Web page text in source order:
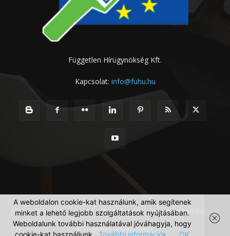
Független Hírügynökség Kft.
Kapcsolat: info@fuhu.hu
Médiaajánlat Impresszum Szerzői jogok Adatkezelési irányelvek
© Független Hírügynökség
A weboldalon cookie-kat használunk, amik segítenek
minket a lehető legjobb szolgáltatások nyújtásában.
Weboldalunk további használatával jóváhagyja, hogy
cookie-kat használjunk.
További információk OK